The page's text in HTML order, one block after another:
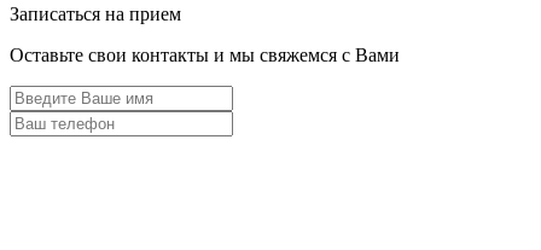
Записаться на прием
Оставьте свои контакты и мы свяжемся с Вами